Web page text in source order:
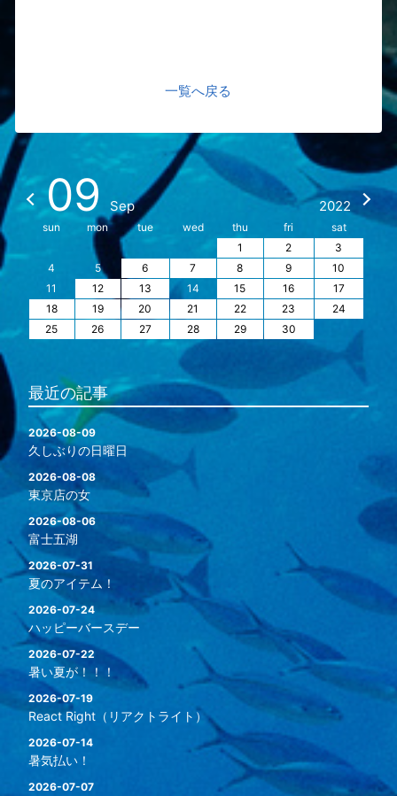
一覧へ戻る
09 Sep 2022
sun mon tue wed thu fri
sat
1
2
3
4
5 6 7 8 9
10
11
12 13 14 15 16
17
18
19 20 21 22 23
24
25
26 27 28 29 30
最近の記事
2026-08-09
久しぶりの日曜日
2026-08-08
東京店の女
2026-08-06
富士五湖
2026-07-31
夏のアイテム！
2026-07-24
ハッピーバースデー
2026-07-22
暑い夏が！！！
2026-07-19
React Right（リアクトライト）
2026-07-14
暑気払い！
2026-07-07